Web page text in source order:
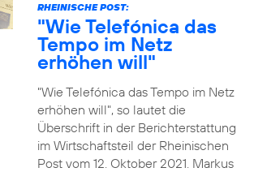
RHEINISCHE POST:
"Wie Telefónica das
Tempo im Netz
erhöhen will"
"Wie Telefónica das Tempo im Netz
erhöhen will", so lautet die
Überschrift in der Berichterstattung
im Wirtschaftsteil der Rheinischen
Post vom 12. Oktober 2021. Markus